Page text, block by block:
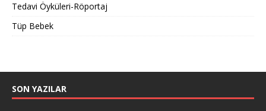
Tedavi Öyküleri-Röportaj
Tüp Bebek
SON YAZILAR